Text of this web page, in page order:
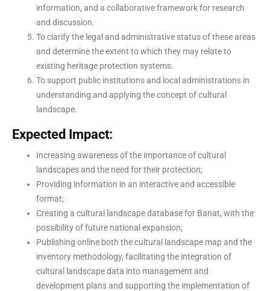
information, and a collaborative framework for research
and discussion.
To clarify the legal and administrative status of these areas
and determine the extent to which they may relate to
existing heritage protection systems.
To support public institutions and local administrations in
understanding and applying the concept of cultural
landscape.
Expected Impact:
Increasing awareness of the importance of cultural
landscapes and the need for their protection;
Providing information in an interactive and accessible
format;
Creating a cultural landscape database for Banat, with the
possibility of future national expansion;
Publishing online both the cultural landscape map and the
inventory methodology, facilitating the integration of
cultural landscape data into management and
development plans and supporting the implementation of